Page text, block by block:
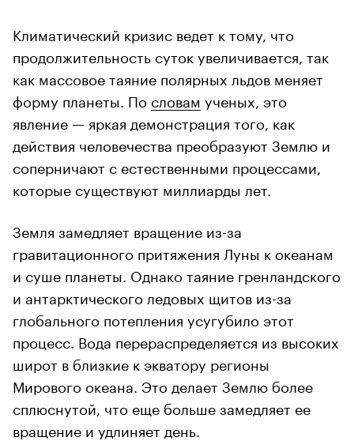
Климатический кризис ведет к тому, что
продолжительность суток увеличивается, так
как массовое таяние полярных льдов меняет
форму планеты. По словам ученых, это
явление — яркая демонстрация того, как
действия человечества преобразуют Землю и
соперничают с естественными процессами,
которые существуют миллиарды лет.
00:00 / 00:00
Земля замедляет вращение из-за
гравитационного притяжения Луны к океанам
и суше планеты. Однако таяние гренландского
и антарктического ледовых щитов из-за
глобального потепления усугубило этот
процесс. Вода перераспределяется из высоких
широт в близкие к экватору регионы
Мирового океана. Это делает Землю более
сплюснутой, что еще больше замедляет ее
вращение и удлиняет день.